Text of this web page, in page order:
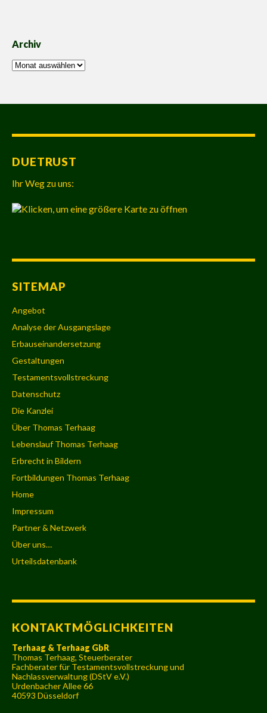
Archiv
Archiv
DUETRUST
Ihr Weg zu uns:
SITEMAP
Angebot
Analyse der Ausgangslage
Erbauseinandersetzung
Gestaltungen
Testamentsvollstreckung
Datenschutz
Die Kanzlei
Über Thomas Terhaag
Lebenslauf Thomas Terhaag
Erbrecht in Bildern
Fortbildungen Thomas Terhaag
Home
Impressum
Partner & Netzwerk
Über uns…
Urteilsdatenbank
KONTAKTMÖGLICHKEITEN
Terhaag & Terhaag GbR
Thomas Terhaag, Steuerberater
Fachberater für Testamentsvollstreckung und
Nachlassverwaltung (DStV e.V.)
Urdenbacher Allee 66
40593 Düsseldorf